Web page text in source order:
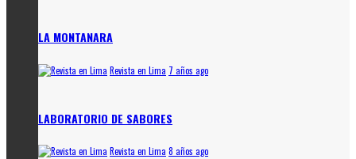
LA MONTANARA
Revista en Lima 7 años ago
LABORATORIO DE SABORES
Revista en Lima 8 años ago